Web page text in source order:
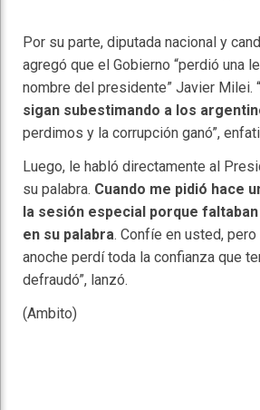
Por su parte, diputada nacional y
agregó que el Gobierno “perdió una
nombre del presidente” Javier Milei. “
sigan subestimando a los
perdimos y la corrupción ganó”,
Luego, le habló directamente al
su palabra. Cuando me pidió hace
la sesión especial porque
en su palabra. Confíe en usted,
anoche perdí toda la confianza que
defraudó”, lanzó.
(Ambito)